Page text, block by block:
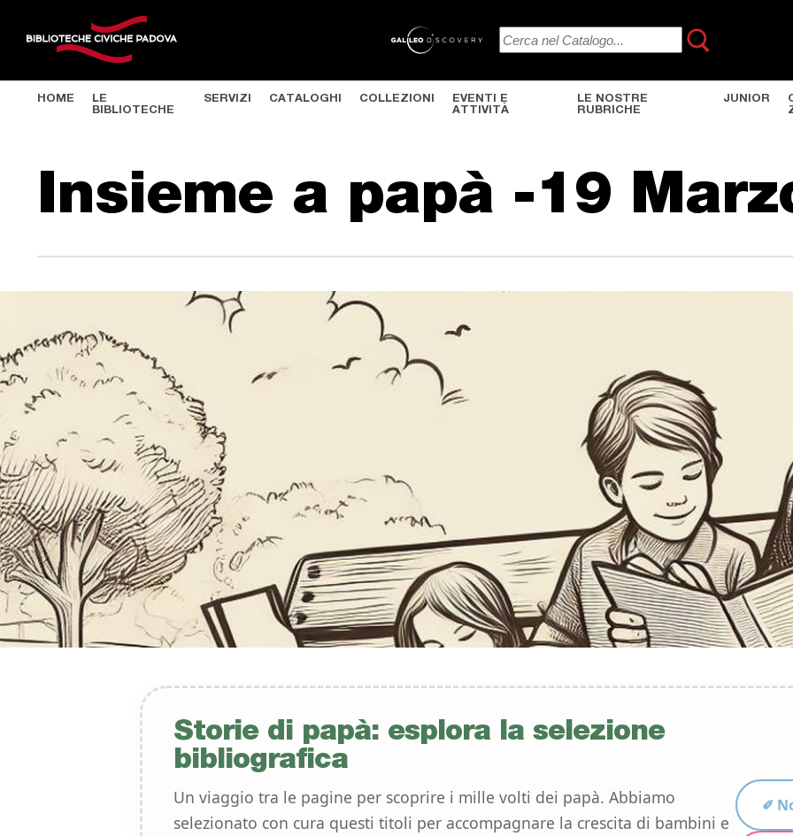
HOME
LE
BIBLIOTECHE
SERVIZI CATALOGHI COLLEZIONI
EVENTI E
ATTIVITÀ
LE NOSTRE
RUBRICHE
JUNIOR
Insieme a papà -19
Storie di papà: esplora la selezione
bibliografica
Un viaggio tra le pagine per scoprire i mille volti dei papà. Abbiamo
selezionato con cura questi titoli per accompagnare la crescita di bambini e
✐